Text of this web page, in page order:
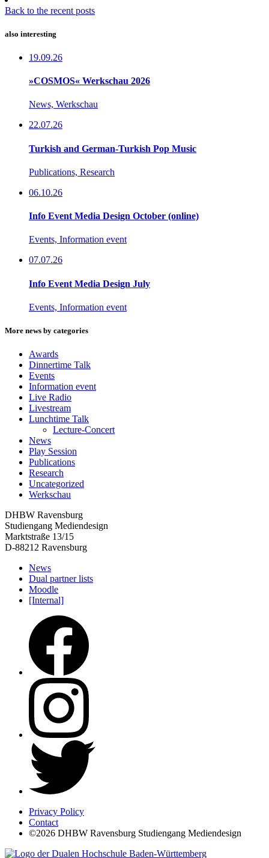
Back to the recent posts
also interesting
19.09.26
»COSMOS« Werkschau 2026
News, Werkschau
22.07.26
Turkish and German-Turkish Pop Music
Publications, Research
06.10.26
Info Event Media Design October (online)
Events, Information event
07.07.26
Info Event Media Design July
Events, Information event
More news by categories
Awards
Dinnertime Talk
Events
Information event
Live Radio
Livestream
Lunchtime Talk
Lecture-Concert
News
Play Session
Publications
Research
Uncategorized
Werkschau
DHBW Ravensburg
Studiengang Mediendesign
Marktstraße 13/15
D-88212 Ravensburg
News
Dual partner lists
Moodle
[Internal]
Privacy Policy
Contact
©2026 DHBW Ravensburg Studiengang Mediendesign